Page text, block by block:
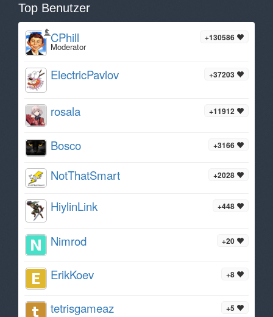
Top Benutzer
+130586
CPhill
Moderator
+37203
ElectricPavlov
+11912
rosala
+3166
Bosco
+2028
NotThatSmart
+448
HiylinLink
+20
Nimrod
+8
ErikKoev
+5
tetrisgameaz